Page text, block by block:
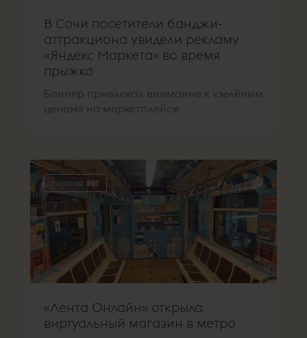
В Сочи посетители банджи-
аттракциона увидели рекламу
«Яндекс Маркета» во время
прыжка
Баннер привлекал внимание к «зелёным
ценам» на маркетплейсе
голосов: 288
«Лента Онлайн» открыла
виртуальный магазин в метро